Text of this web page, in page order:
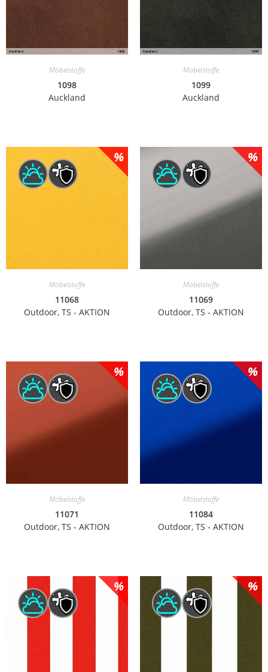
Möbelstoffe
1098
Auckland
Möbelstoffe
1099
Auckland
Möbelstoffe
11068
Outdoor, TS - AKTION
Möbelstoffe
11069
Outdoor, TS - AKTION
Möbelstoffe
11071
Outdoor, TS - AKTION
Möbelstoffe
11084
Outdoor, TS - AKTION